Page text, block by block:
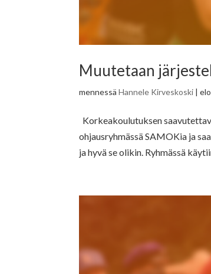
Muutetaan
mennessäHannele Kirveskoski |
Korkeakoulutuksen
ohjausryhmässä SAMOKia ja
ja hyvä se olikin. Ryhmässä